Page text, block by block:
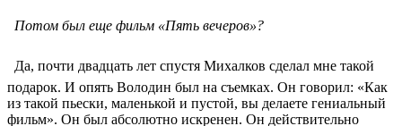
 Потом был еще фильм «Пять вечеров»?
 Да, почти двадцать лет спустя Михалков сделал мне такой
подарок. И опять Володин был на съемках. Он говорил: «Как
из такой пьески, маленькой и пустой, вы делаете гениальный
фильм». Он был абсолютно искренен. Он действительно